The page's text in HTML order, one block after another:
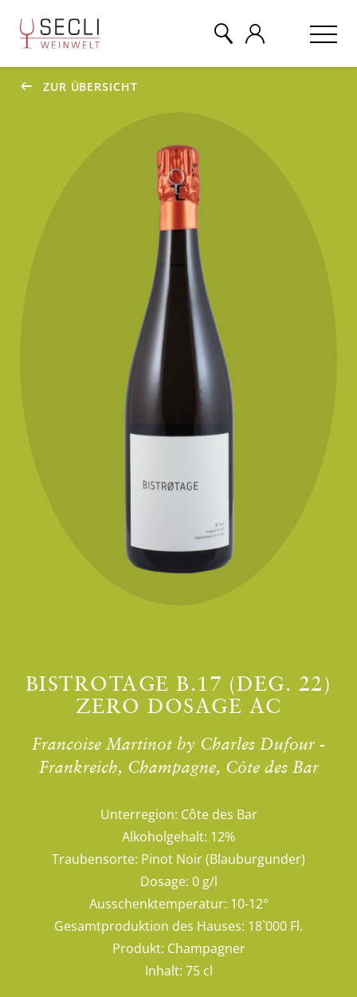
ZUR ÜBERSICHT
BISTROTAGE B.17 (DEG. 22)
ZERO DOSAGE AC
Francoise Martinot by Charles Dufour -
Frankreich, Champagne, Côte des Bar
Unterregion: Côte des Bar
Alkoholgehalt: 12%
Traubensorte: Pinot Noir (Blauburgunder)
Dosage: 0 g/l
Ausschenktemperatur: 10-12°
Gesamtproduktion des Hauses: 18`000 Fl.
Produkt: Champagner
Inhalt: 75 cl